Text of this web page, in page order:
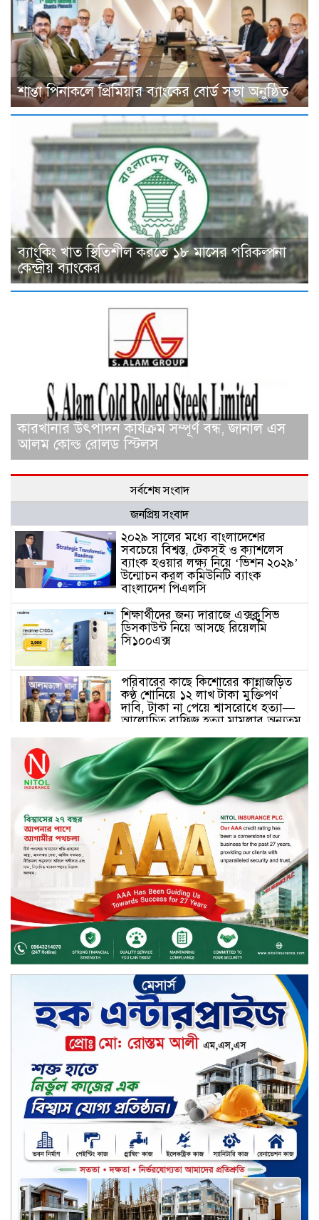
শান্তা পিনাকলে প্রিমিয়ার ব্যাংকের বোর্ড সভা অনুষ্ঠিত
ব্যাংকিং খাত স্থিতিশীল করতে ১৮ মাসের পরিকল্পনা
কেন্দ্রীয় ব্যাংকের
কারখানার উৎপাদন কার্যক্রম সম্পূর্ণ বন্ধ, জানাল এস
আলম কোল্ড রোলড স্টিলস
সর্বশেষ সংবাদ
জনপ্রিয় সংবাদ
২০২৯ সালের মধ্যে বাংলাদেশের
সবচেয়ে বিশ্বস্ত, টেকসই ও ক্যাশলেস
ব্যাংক হওয়ার লক্ষ্য নিয়ে ‘ভিশন ২০২৯’
উন্মোচন করল কমিউনিটি ব্যাংক
বাংলাদেশ পিএলসি
শিক্ষার্থীদের জন্য দারাজে এক্সক্লুসিভ
ডিসকাউন্ট নিয়ে আসছে রিয়েলমি
সি১০০এক্স
পরিবারের কাছে কিশোরের কান্নাজড়িত
কণ্ঠ শোনিয়ে ১২ লাখ টাকা মুক্তিপণ
দাবি, টাকা না পেয়ে শ্বাসরোধে হত্যা—
আলোচিত রাফিজ হত্যা মামলার অন্যতম
নড়াইলে বিএনপির ৬ নেতার
বহিষ্কারাদেশ প্রত্যাহার
দেশজুড়ে কেনাকাটায় সেরা অফার, ব্র্যান্ড
রাশ আওয়ার এবং এক্সক্লুসিভ পেমেন্ট
ডিসকাউন্ট নিয়ে এলো দারাজ ৮.৮ গ্রেট
৮ সেল
টাঙ্গাইল জেলা পরিষদের ২৩লাখ টাকার
অনুদান বিতরণ
ডিজিটাল স্ক্রিন ছেড়ে ফসলের মাঠে
শিক্ষার্থীরা; টাঙ্গাইলের মহিষমারা কলেজে
খুন্তি-কোদালে তরুণদের নতুন বিপ্লব!
শান্তা পিনাকলে প্রিমিয়ার ব্যাংকের বোর্ড
সভা অনুষ্ঠিত
কাফরুলে মুক্তিযোদ্ধা কল্যাণ সমিতিতে
ইশতিয়াক আজিজ উলফাতের কোটি
টাকার দুর্নীতি, ফ্ল্যাট দখলের অপচেষ্টা ও
সন্ত্রাসী হামলা
ব্যাংকিং খাত স্থিতিশীল করতে ১৮ মাসের
পরিকল্পনা কেন্দ্রীয় ব্যাংকের